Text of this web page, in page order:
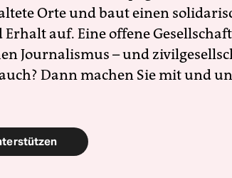
Orte und baut einen
Erhalt auf. Eine offene
Journalismus – und
Dann machen Sie mit und